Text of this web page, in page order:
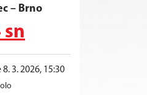
– Brno
sn
3. 2026, 15:30